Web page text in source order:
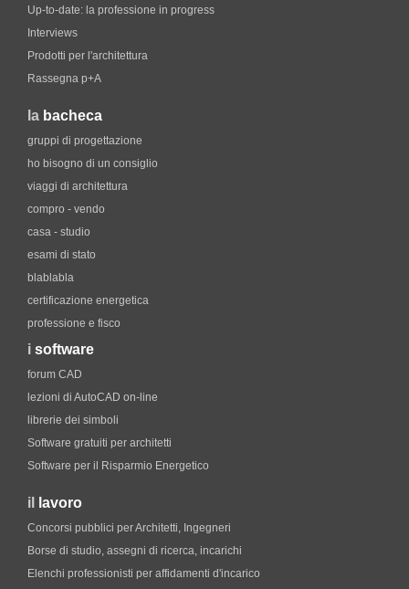
Up-to-date: la professione in progress
Interviews
Prodotti per l'architettura
Rassegna p+A
la bacheca
gruppi di progettazione
ho bisogno di un consiglio
viaggi di architettura
compro - vendo
casa - studio
esami di stato
blablabla
certificazione energetica
professione e fisco
i software
forum CAD
lezioni di AutoCAD on-line
librerie dei simboli
Software gratuiti per architetti
Software per il Risparmio Energetico
il lavoro
Concorsi pubblici per Architetti, Ingegneri
Borse di studio, assegni di ricerca, incarichi
Elenchi professionisti per affidamenti d'incarico